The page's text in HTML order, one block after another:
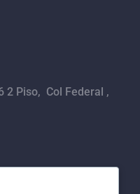
2 Piso, Col Federal ,